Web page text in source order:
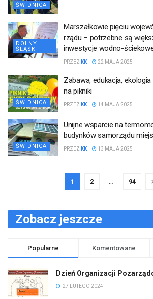
ŚWIDNICA
DOLNY
ŚLĄSK
Marszałkowie pięciu
rządu – potrzebne są
inwestycje wodno-
PRZEZ KK 22 MAJA 2025
ŚWIDNICA
Zabawa, edukacja,
na pikniki
PRZEZ KK 14 MAJA 2025
ŚWIDNICA
Unijne wsparcie na
budynków samorządu
PRZEZ KK 13 MAJA 2025
1 2 … 94
Zobacz jeszcze
Popularne Komentowane
Dzień Organizacji
27 LUTEGO 2024